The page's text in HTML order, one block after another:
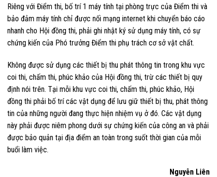
Riêng với Điểm thi, bố trí 1 máy tính tại phòng trực của Điểm thi và
bảo đảm máy tính chỉ được nối mạng internet khi chuyển báo cáo
nhanh cho Hội đồng thi, phải ghi nhật ký sử dụng máy tính, có sự
chứng kiến của Phó trưởng Điểm thi phụ trách cơ sở vật chất.
Không được sử dụng các thiết bị thu phát thông tin trong khu vực
coi thi, chấm thi, phúc khảo của Hội đồng thi, trừ các thiết bị quy
định nói trên. Tại mỗi khu vực coi thi, chấm thi, phúc khảo, Hội
đồng thi phải bố trí các vật dụng để lưu giữ thiết bị thu, phát thông
tin của những người đang thực hiện nhiệm vụ ở đó. Các vật dụng
này phải được niêm phong dưới sự chứng kiến của công an và phải
được bảo quản tại địa điểm an toàn trong suốt thời gian của mỗi
buổi làm việc.
Nguyễn Liên